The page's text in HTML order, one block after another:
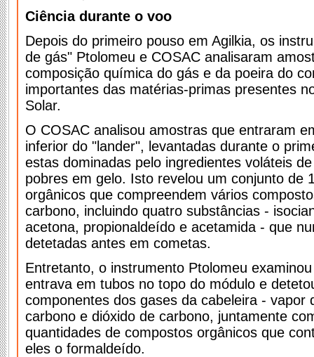
Ciência durante o voo
Depois do primeiro pouso em Agilkia, os
de gás" Ptolomeu e COSAC analisaram
composição química do gás e da poeira do
importantes das matérias-primas presentes
Solar.
O COSAC analisou amostras que entraram
inferior do "lander", levantadas durante o
estas dominadas pelo ingredientes voláteis
pobres em gelo. Isto revelou um conjunto de
orgânicos que compreendem vários
carbono, incluindo quatro substâncias -
acetona, propionaldeído e acetamida - que
detetadas antes em cometas.
Entretanto, o instrumento Ptolomeu
entrava em tubos no topo do módulo e
componentes dos gases da cabeleira - vapor
carbono e dióxido de carbono, juntamente
quantidades de compostos orgânicos que
eles o formaldeído.